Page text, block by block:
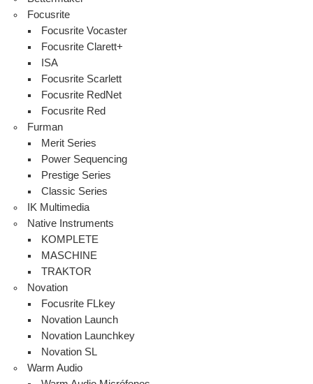
Focusrite
Focusrite Vocaster
Focusrite Clarett+
ISA
Focusrite Scarlett
Focusrite RedNet
Focusrite Red
Furman
Merit Series
Power Sequencing
Prestige Series
Classic Series
IK Multimedia
Native Instruments
KOMPLETE
MASCHINE
TRAKTOR
Novation
Focusrite FLkey
Novation Launch
Novation Launchkey
Novation SL
Warm Audio